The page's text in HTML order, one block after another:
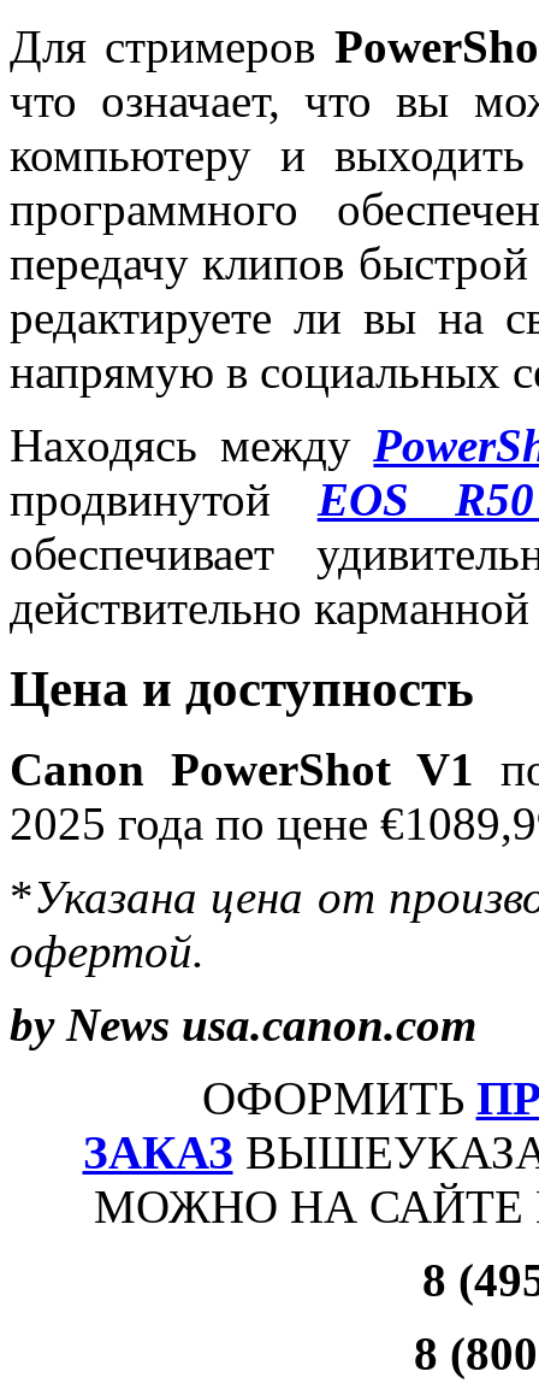
Для стримеров
что означает, что вы
компьютеру и
программного
передачу клипов
редактируете ли вы на
напрямую в социальных
Находясь между
продвинутой EOS
обеспечивает
действительно
Цена и доступность
Canon PowerShot V1
2025 года по цене
*Указана цена от
офертой.
by News usa.canon.com
ОФОРМИТЬ
ЗАКАЗ
МОЖНО НА
8
8